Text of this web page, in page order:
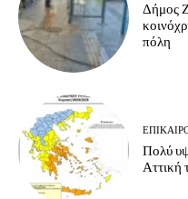
Δήμος
πόλη
Πολύ
Αττική